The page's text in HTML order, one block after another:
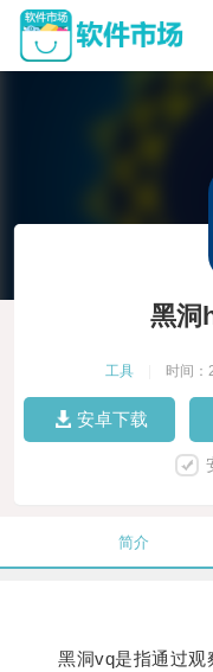
黑洞
工具 时间：
安卓下载
简介
黑洞vq是指通过观